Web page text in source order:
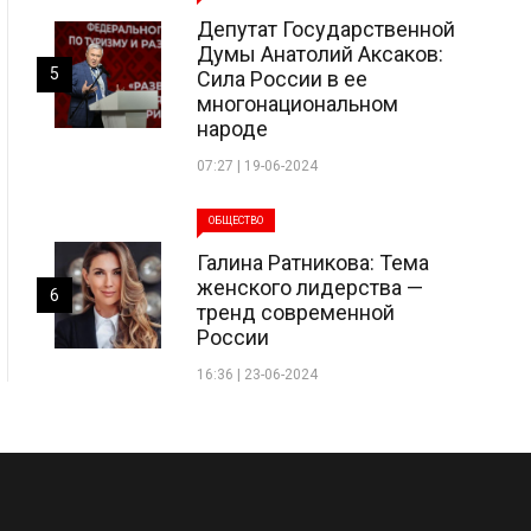
Депутат Государственной
Думы Анатолий Аксаков:
Сила России в ее
многонациональном
народе
07:27 | 19-06-2024
5
ОБЩЕСТВО
Галина Ратникова: Тема
женского лидерства —
тренд современной
России
16:36 | 23-06-2024
6